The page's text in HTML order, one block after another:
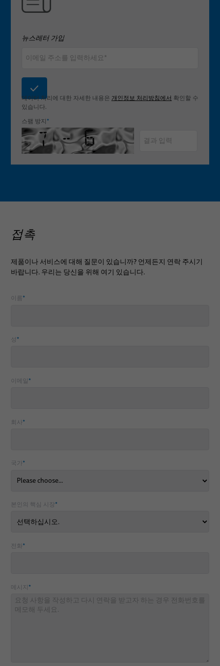
뉴스레터 가입
데이터 처리에 대한 자세한 내용은 개인정보 처리방침에서 확인할 수
있습니다.
스팸 방지*
접촉
제품이나 서비스에 대해 질문이 있습니까? 언제든지 연락 주시기
바랍니다. 우리는 당신을 위해 여기 있습니다.
이름*
성*
이메일*
회사*
국가*
본인의 핵심 시장*
전화*
메시지*